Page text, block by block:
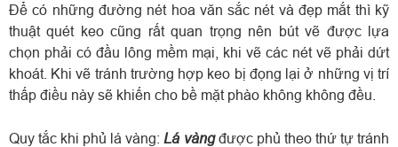
Để có những đường nét hoa văn sắc nét và đẹp mắt thì kỹ
thuật quét keo cũng rất quan trọng nên bút vẽ được lựa
chọn phải có đầu lông mềm mại, khi vẽ các nét vẽ phải dứt
khoát. Khi vẽ tránh trường hợp keo bị đọng lại ở những vị trí
thấp điều này sẽ khiến cho bề mặt phào không không đều.
Quy tắc khi phủ lá vàng:Lá vàngđược phủ theo thứ tự tránh